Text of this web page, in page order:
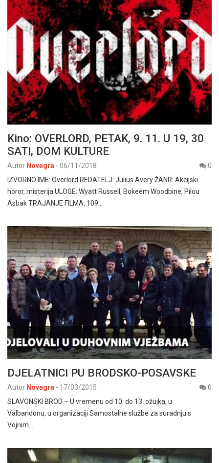
Kino: OVERLORD, PETAK, 9. 11. U 19, 30
SATI, DOM KULTURE
Autor Novagra - 06/11/2018
0
IZVORNO IME: Overlord REDATELJ: Julius Avery ŽANR: Akcijski
horor, misterija ULOGE: Wyatt Russell, Bokeem Woodbine, Pilou
Asbak TRAJANJE FILMA: 109…
DJELATNICI PU BRODSKO-POSAVSKE
Autor Novagra - 17/03/2015
0
SLAVONSKI BROD – U vremenu od 10. do 13. ožujka, u
Valbandonu, u organizaciji Samostalne službe za suradnju s
Vojnim…